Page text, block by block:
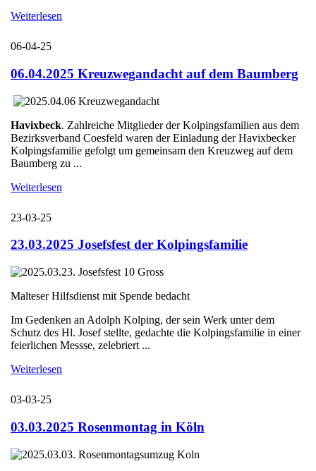
Weiterlesen
06-04-25
06.04.2025 Kreuzwegandacht auf dem Baumberg
Havixbeck. Zahlreiche Mitglieder der Kolpingsfamilien aus dem
Bezirksverband Coesfeld waren der Einladung der Havixbecker
Kolpingsfamilie gefolgt um gemeinsam den Kreuzweg auf dem
Baumberg zu ...
Weiterlesen
23-03-25
23.03.2025 Josefsfest der Kolpingsfamilie
Malteser Hilfsdienst mit Spende bedacht
Im Gedenken an Adolph Kolping, der sein Werk unter dem
Schutz des Hl. Josef stellte, gedachte die Kolpingsfamilie in einer
feierlichen Messse, zelebriert ...
Weiterlesen
03-03-25
03.03.2025 Rosenmontag in Köln